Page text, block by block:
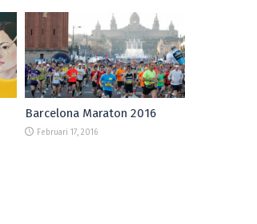
Barcelona Maraton 2016
Februari 17, 2016